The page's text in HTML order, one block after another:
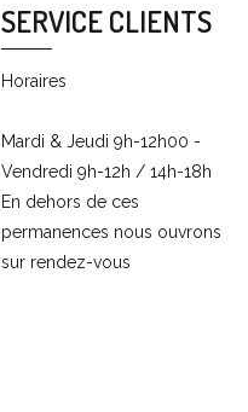
SERVICE CLIENTS
Horaires
Mardi & Jeudi 9h-12h00 -
Vendredi 9h-12h / 14h-18h
En dehors de ces
permanences nous ouvrons
sur rendez-vous